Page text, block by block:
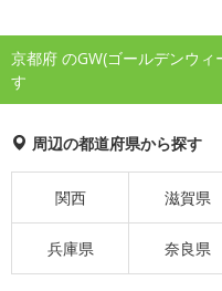
京都府 のGW(ゴールデンウ
す
周辺の都道府県から探す
関西 滋賀県
兵庫県 奈良県